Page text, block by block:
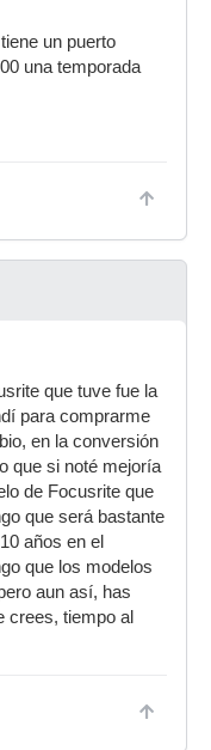
un puerto
una temporada
que tuve fue la
para comprarme
en la conversión
que si noté mejoría
de Focusrite que
que será bastante
años en el
que los modelos
aun así, has
crees, tiempo al